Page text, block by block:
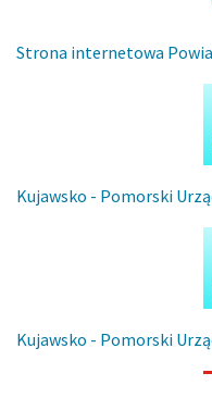
Strona internetowa
Kujawsko - Pomorski
Kujawsko - Pomorski